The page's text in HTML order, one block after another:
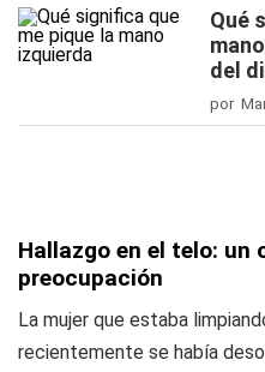
Qué
del
por
Hallazgo en el telo: un
preocupación
La mujer que estaba
recientemente se había